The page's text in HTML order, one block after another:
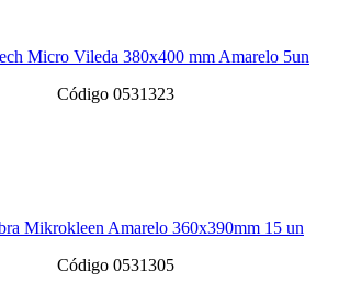
Micro Vileda 380x400 mm Amarelo 5un
Código 0531323
Mikrokleen Amarelo 360x390mm 15 un
Código 0531305